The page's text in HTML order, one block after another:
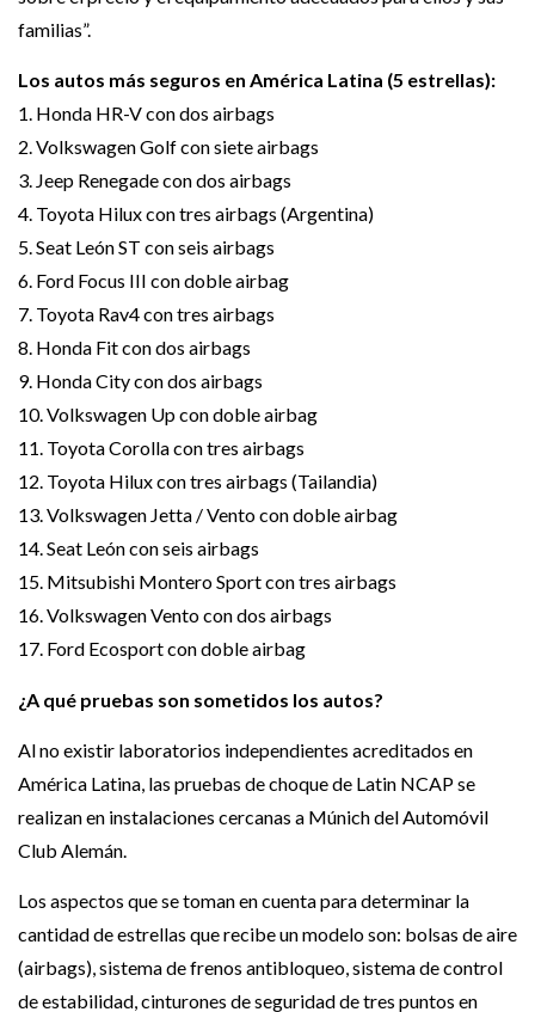
familias”.
Los autos más seguros en América Latina (5 estrellas):
1. Honda HR-V con dos airbags
2. Volkswagen Golf con siete airbags
3. Jeep Renegade con dos airbags
4. Toyota Hilux con tres airbags (Argentina)
5. Seat León ST con seis airbags
6. Ford Focus III con doble airbag
7. Toyota Rav4 con tres airbags
8. Honda Fit con dos airbags
9. Honda City con dos airbags
10. Volkswagen Up con doble airbag
11. Toyota Corolla con tres airbags
12. Toyota Hilux con tres airbags (Tailandia)
13. Volkswagen Jetta / Vento con doble airbag
14. Seat León con seis airbags
15. Mitsubishi Montero Sport con tres airbags
16. Volkswagen Vento con dos airbags
17. Ford Ecosport con doble airbag
¿A qué pruebas son sometidos los autos?
Al no existir laboratorios independientes acreditados en
América Latina, las pruebas de choque de Latin NCAP se
realizan en instalaciones cercanas a Múnich del Automóvil
Club Alemán.
Los aspectos que se toman en cuenta para determinar la
cantidad de estrellas que recibe un modelo son: bolsas de aire
(airbags), sistema de frenos antibloqueo, sistema de control
de estabilidad, cinturones de seguridad de tres puntos en